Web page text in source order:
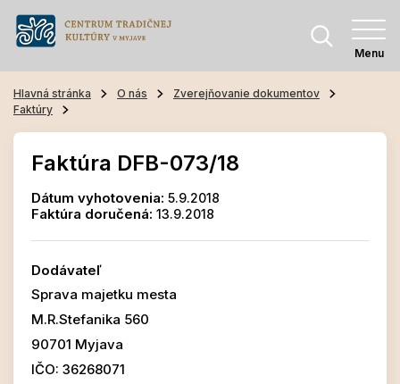
Menu
Hlavná stránka O nás
Zverejňovanie dokumentov
Faktúry
Faktúra DFB-073/18
Dátum vyhotovenia: 5.9.2018
Faktúra doručená: 13.9.2018
Dodávateľ
Sprava majetku mesta
M.R.Stefanika 560
90701 Myjava
IČO: 36268071